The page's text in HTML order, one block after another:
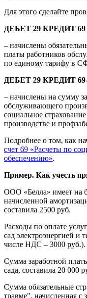
Для этого сделайте
ДЕБЕТ 29 КРЕДИТ 69
– начислены
платы работников
по единому тарифу в
ДЕБЕТ 29 КРЕДИТ
– начислены на сумму
обслуживающего
социальное
производстве и
Подробнее о том, как
счет 69 «Расчеты по
обеспечению».
Пример. Как учесть
ООО «Белла» имеет на
начисленной
составила 2500 руб.
Расходы по оплате
сад электроэнергией и
числе НДС – 3000 руб.).
Сумма заработной
сада, составила 20 000
Сумма обязательные
травме", начисленная с